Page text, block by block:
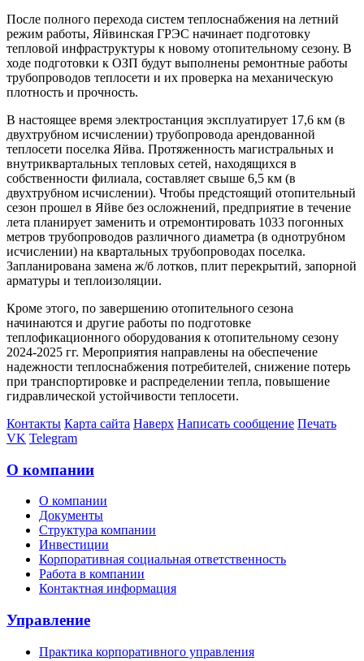
После полного перехода систем теплоснабжения на летний
режим работы, Яйвинская ГРЭС начинает подготовку
тепловой инфраструктуры к новому отопительному сезону. В
ходе подготовки к ОЗП будут выполнены ремонтные работы
трубопроводов теплосети и их проверка на механическую
плотность и прочность.
В настоящее время электростанция эксплуатирует 17,6 км (в
двухтрубном исчислении) трубопровода арендованной
теплосети поселка Яйва. Протяженность магистральных и
внутриквартальных тепловых сетей, находящихся в
собственности филиала, составляет свыше 6,5 км (в
двухтрубном исчислении). Чтобы предстоящий отопительный
сезон прошел в Яйве без осложнений, предприятие в течение
лета планирует заменить и отремонтировать 1033 погонных
метров трубопроводов различного диаметра (в однотрубном
исчислении) на квартальных трубопроводах поселка.
Запланирована замена ж/б лотков, плит перекрытий, запорной
арматуры и теплоизоляции.
Кроме этого, по завершению отопительного сезона
начинаются и другие работы по подготовке
теплофикационного оборудования к отопительному сезону
2024-2025 гг. Мероприятия направлены на обеспечение
надежности теплоснабжения потребителей, снижение потерь
при транспортировке и распределении тепла, повышение
гидравлической устойчивости теплосети.
Контакты Карта сайта Наверх Написать сообщение Печать
VK Telegram
О компании
О компании
Документы
Структура компании
Инвестиции
Корпоративная социальная ответственность
Работа в компании
Контактная информация
Управление
Практика корпоративного управления